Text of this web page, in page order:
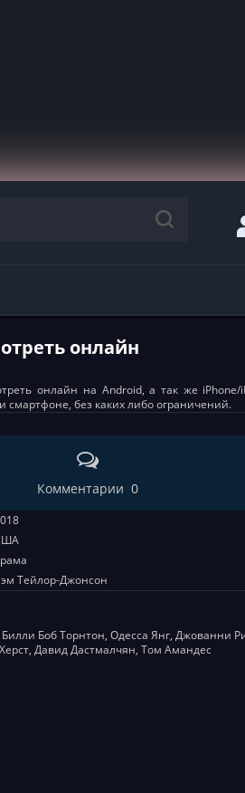
онлайн
онлайн на Android, а так же
смартфоне, без каких либо ограничений.
Комментарии 0
Тейлор-Джонсон
Боб Торнтон, Одесса Янг, Джованни
Давид Дастмалчян, Том Амандес